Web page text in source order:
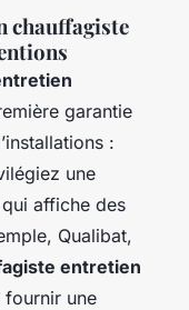
chauffagiste
garantie
:
une
qui affiche des
Qualibat,
entretien
une